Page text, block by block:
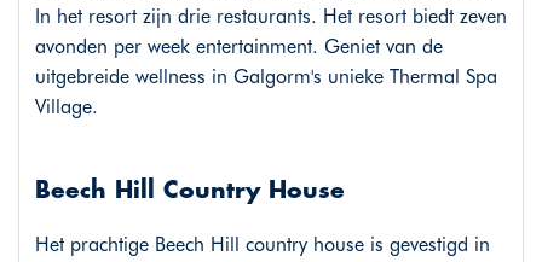
In het resort zijn drie restaurants. Het resort biedt zeven
avonden per week entertainment. Geniet van de
uitgebreide wellness in Galgorm's unieke Thermal Spa
Village.
Beech Hill Country House
Het prachtige Beech Hill country house is gevestigd in